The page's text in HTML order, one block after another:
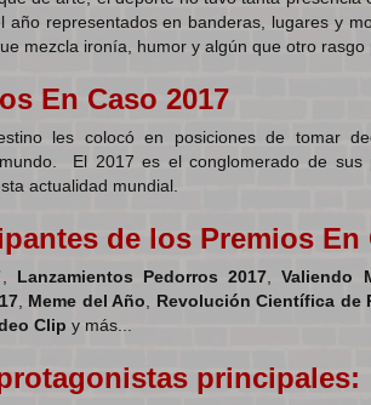
año representados en banderas, lugares y
mezcla ironía, humor y algún que otro rasgo
En Caso 2017
les colocó en posiciones de tomar
El 2017 es el conglomerado de sus
actualidad mundial.
de los Premios En
Lanzamientos Pedorros 2017 ,Valiendo
Meme del Año
Revolución Científica de
Clip y más...
principales: